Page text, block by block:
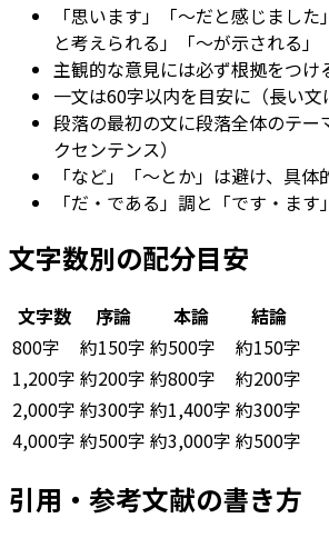
「思います」「〜だと感じまし
と考えられる」「〜が示される」
主観的な意見には必ず根拠をつけ
一文は60字以内を目安に（長い文
段落の最初の文に段落全体のテー
クセンテンス）
「など」「〜とか」は避け、具体
「だ・である」調と「です・ま
文字数別の配分目安
文字数 序論 本論
結論
800字
約150字 約500字
約150字
1,200字 約200字 約800字
約200字
2,000字 約300字 約1,400字 約300字
4,000字 約500字 約3,000字 約500字
引用・参考文献の書き方